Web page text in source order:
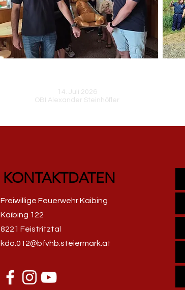
HFM Rupert Hierzer lud zur
14. Juli 2026
OBI Alexander Steinhöfler
KONTAKTDATEN
Freiwillige Feuerwehr Kaibing
Kaibing 122
8221 Feistritztal
kdo.012@bfvhb.steiermark.at